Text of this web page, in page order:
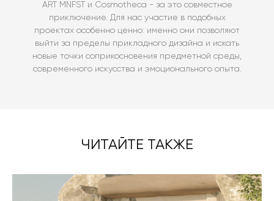
ART MNFST и Cosmotheca - за это совместное
приключение. Для нас участие в подобных
проектах особенно ценно: именно они позволяют
выйти за пределы прикладного дизайна и искать
новые точки соприкосновения предметной среды,
современного искусства и эмоционального опыта.
ЧИТАЙТЕ ТАКЖЕ